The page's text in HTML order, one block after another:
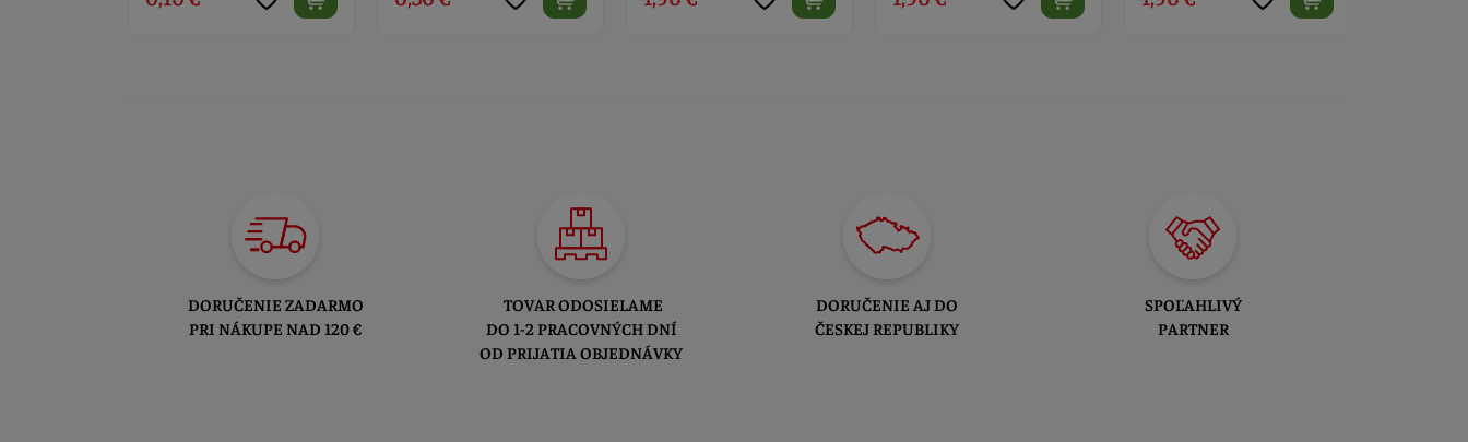
DORUČENIE ZADARMO
PRI NÁKUPE NAD 120 €
TOVAR ODOSIELAME
DO 1-2 PRACOVNÝCH DNÍ
OD PRIJATIA OBJEDNÁVKY
DORUČENIE AJ DO
ČESKEJ REPUBLIKY
SPOĽAHLIVÝ
PARTNER